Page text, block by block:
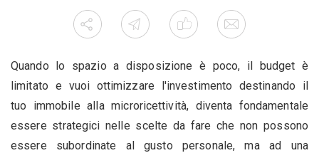
Quando lo spazio a disposizione è poco, il budget è
limitato e vuoi ottimizzare l'investimento destinando il
tuo immobile alla microricettività, diventa fondamentale
essere strategici nelle scelte da fare che non possono
essere subordinate al gusto personale, ma ad una